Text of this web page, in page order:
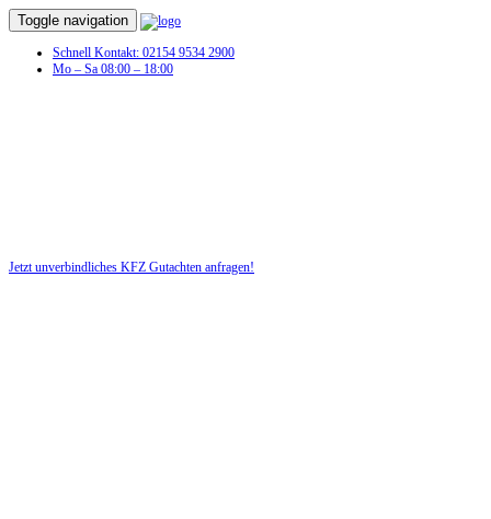
Toggle navigation
Schnell Kontakt: 02154 9534 2900
Mo – Sa 08:00 – 18:00
Jetzt unverbindliches KFZ Gutachten anfragen!